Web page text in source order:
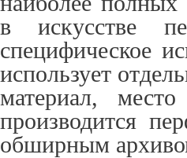
в искусстве
специфическое
использует
материал,
производится
обширным архи